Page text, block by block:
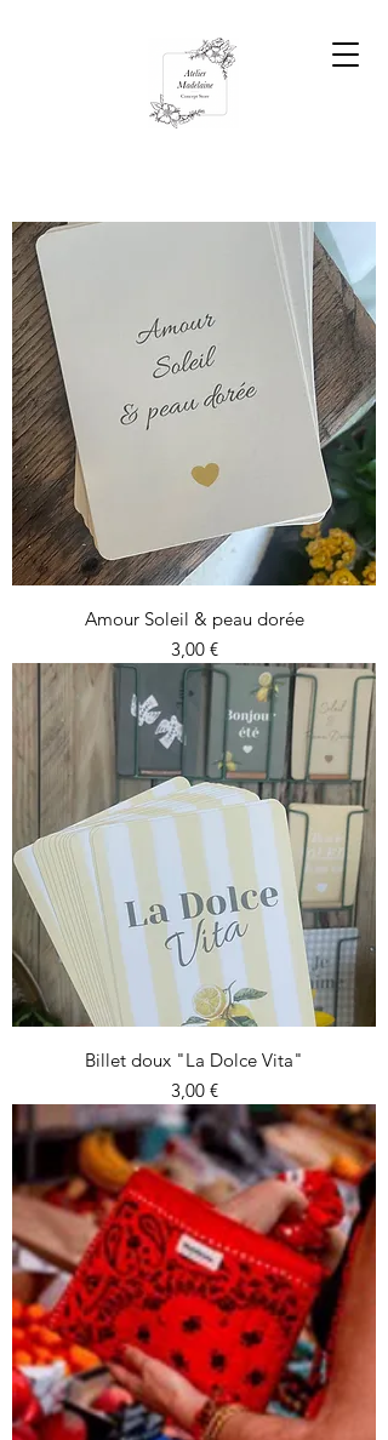
Amour Soleil & peau dorée
Prix
3,00 €
Billet doux "La Dolce Vita"
Prix
3,00 €